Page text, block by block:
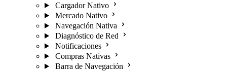
Cargador Nativo
Mercado Nativo
Navegación Nativa
Diagnóstico de Red
Notificaciones
Compras Nativas
Barra de Navegación